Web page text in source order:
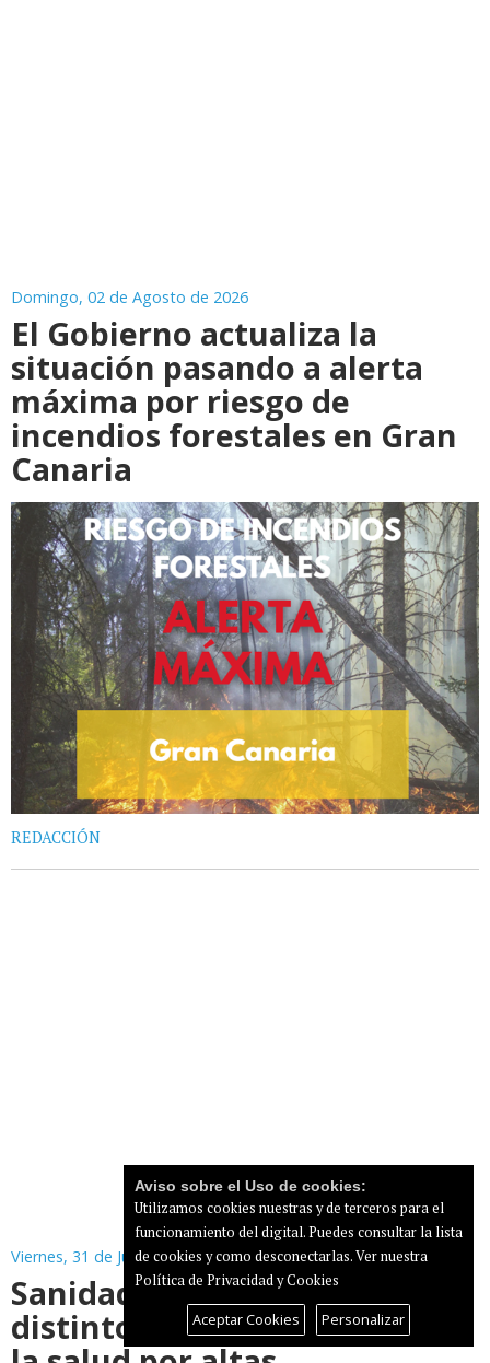
Domingo, 02 de Agosto de 2026
El Gobierno actualiza la
situación pasando a alerta
máxima por riesgo de
incendios forestales en Gran
Canaria
REDACCIÓN
Viernes, 31 de Julio de 2026
Sanidad activa avisos de
distintos niveles de riesgo en
Aviso sobre el Uso de cookies:
Utilizamos cookies nuestras y de terceros para el
funcionamiento del digital. Puedes consultar la lista
de cookies y como desconectarlas.Ver nuestra
Política de Privacidad y Cookies
Aceptar Cookies Personalizar